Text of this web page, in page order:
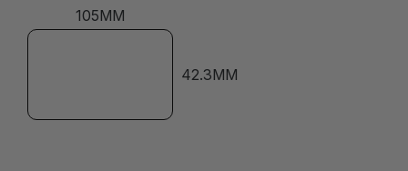
105MM
42.3MM